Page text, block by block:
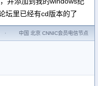
坛里已经有cd版本的了
· 中国 北京 CNNIC会员电信节点